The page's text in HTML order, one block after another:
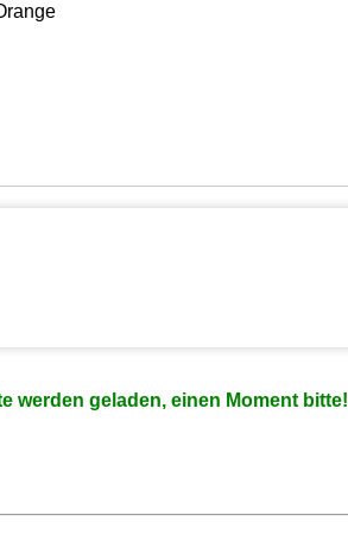
werden geladen, einen Moment bitte!